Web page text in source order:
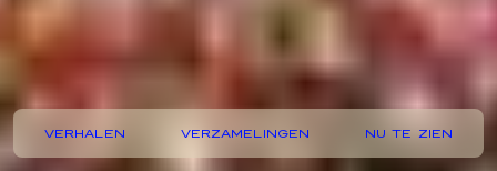
VERHALEN VERZAMELINGEN NU TE ZIEN